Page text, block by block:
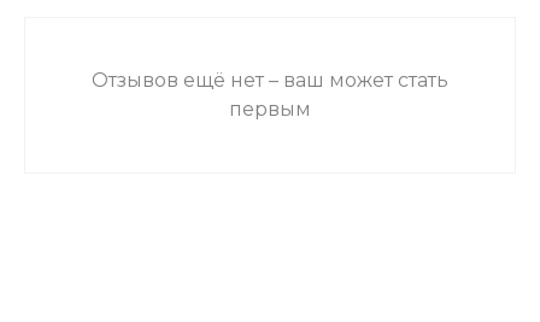
Отзывов ещё нет – ваш может стать
первым